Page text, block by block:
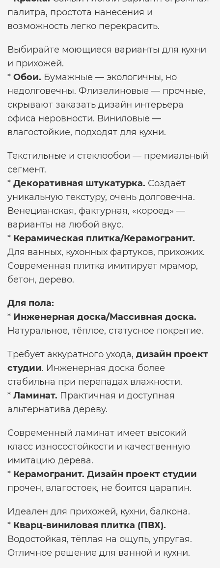
палитра, простота нанесения и
возможность легко перекрасить.
Выбирайте моющиеся варианты для кухни
и прихожей.
* Обои. Бумажные — экологичны, но
недолговечны. Флизелиновые — прочные,
скрывают заказать дизайн интерьера
офиса неровности. Виниловые —
влагостойкие, подходят для кухни.
Текстильные и стеклообои — премиальный
сегмент.
* Декоративная штукатурка. Создаёт
уникальную текстуру, очень долговечна.
Венецианская, фактурная, «короед» —
варианты на любой вкус.
* Керамическая плитка/Керамогранит.
Для ванных, кухонных фартуков, прихожих.
Современная плитка имитирует мрамор,
бетон, дерево.
Для пола:
* Инженерная доска/Массивная доска.
Натуральное, тёплое, статусное покрытие.
Требует аккуратного ухода, дизайн проект
студии. Инженерная доска более
стабильна при перепадах влажности.
* Ламинат. Практичная и доступная
альтернатива дереву.
Современный ламинат имеет высокий
класс износостойкости и качественную
имитацию дерева.
* Керамогранит. Дизайн проект студии
прочен, влагостоек, не боится царапин.
Идеален для прихожей, кухни, балкона.
* Кварц-виниловая плитка (ПВХ).
Водостойкая, тёплая на ощупь, упругая.
Отличное решение для ванной и кухни.